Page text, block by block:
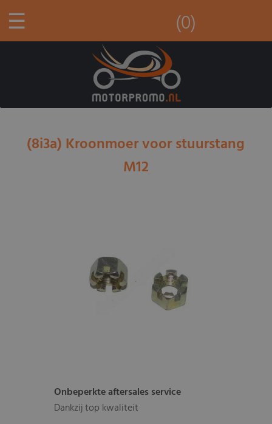
☰ (0)
(8i3a) Kroonmoer voor stuurstang
M12
Onbeperkte aftersales service
Dankzij top kwaliteit